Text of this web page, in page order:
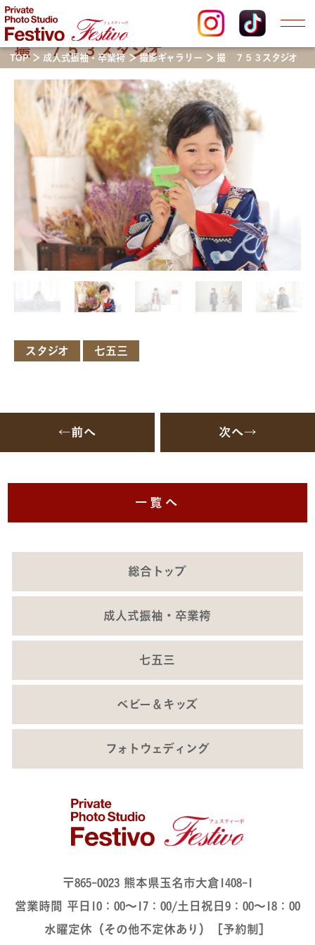
TOP 成人式振袖・卒業袴 撮影ギャラリー 撮 ７５３スタジオ
撮 ７５３スタジオ
スタジオ 七五三
←前へ 次へ→
一覧へ
総合トップ
成人式振袖・卒業袴
七五三
ベビー＆キッズ
フォトウェディング
〒865-0023 熊本県玉名市大倉1408-1
営業時間 平日10：00～17：00/土日祝日9：00～18：00
水曜定休（その他不定休あり）［予約制］